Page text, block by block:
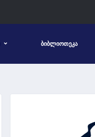
ᲑᲘᲑᲚᲘᲝᲗᲔᲙᲐ